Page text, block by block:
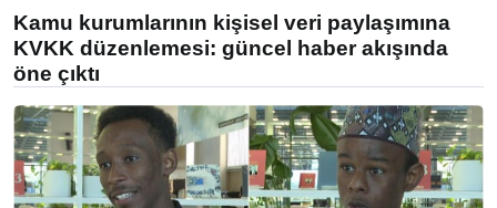
Kamu kurumlarının kişisel veri paylaşımına
KVKK düzenlemesi: güncel haber akışında
öne çıktı